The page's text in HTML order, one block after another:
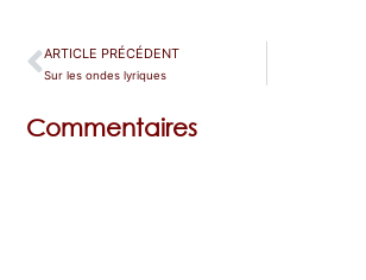
ARTICLE PRÉCÉDENT
Sur les ondes lyriques
Commentaires